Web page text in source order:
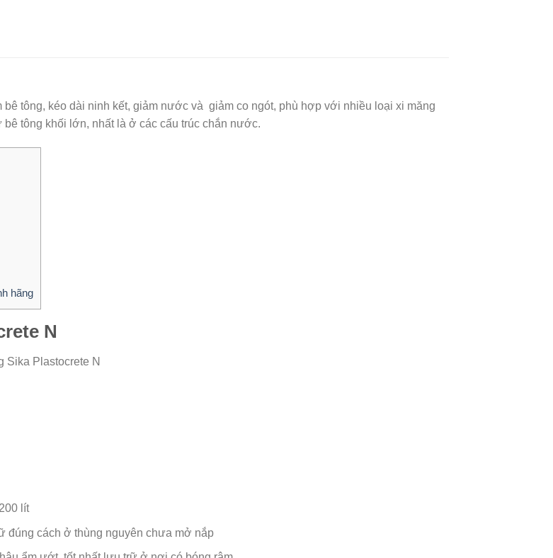
bê tông, kéo dài ninh kết, giảm nước và giảm co ngót, phù hợp với nhiều loại xi măng
tông khối lớn, nhất là ở các cấu trúc chắn nước.
hãng
N
Sika Plastocrete N
lít
đúng cách ở thùng nguyên chưa mở nắp